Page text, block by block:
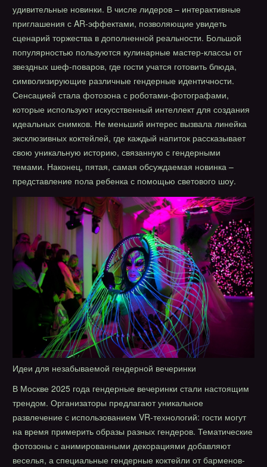
удивительные новинки. В числе лидеров – интерактивные
приглашения с AR-эффектами, позволяющие увидеть
сценарий торжества в дополненной реальности. Большой
популярностью пользуются кулинарные мастер-классы от
звездных шеф-поваров, где гости учатся готовить блюда,
символизирующие различные гендерные идентичности.
Сенсацией стала фотозона с роботами-фотографами,
которые используют искусственный интеллект для создания
идеальных снимков. Не меньший интерес вызвала линейка
эксклюзивных коктейлей, где каждый напиток рассказывает
свою уникальную историю, связанную с гендерными
темами. Наконец, пятая, самая обсуждаемая новинка –
представление пола ребенка с помощью светового шоу.
Идеи для незабываемой гендерной вечеринки
В Москве 2025 года гендерные вечеринки стали настоящим
трендом. Организаторы предлагают уникальное
развлечение с использованием VR-технологий: гости могут
на время примерить образы разных гендеров. Тематические
фотозоны с анимированными декорациями добавляют
веселья, а специальные гендерные коктейли от барменов-